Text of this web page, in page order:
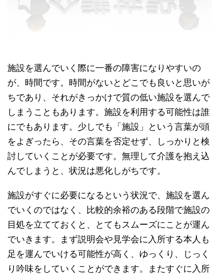
施設を選んでいく際に一番の障害になりやすいの
が、時間です。時間がないとどこでも良いと思いが
ちであり、それがきっかけで質の低い施設を選んで
しまうこともあります。施設を利用する可能性は誰
にでもあります。少しでも「施設」という言葉が頭
をよぎったら、その言葉を否定せず、しっかりと検
討していくことが必要です。無理して介護を抱え込
んでしまうと、状況は悪化しがちです。
施設がすぐに必要になるという状況で、施設を選ん
でいくのではなく、比較的余裕のある段階で施設の
目処を立てておくと、とてもスムーズにことが運ん
でいきます。まず説明会や見学会に入所する本人も
足を運んでいける可能性が高く、ゆっくり、じっく
り吟味をしていくことができます。またすぐに入所